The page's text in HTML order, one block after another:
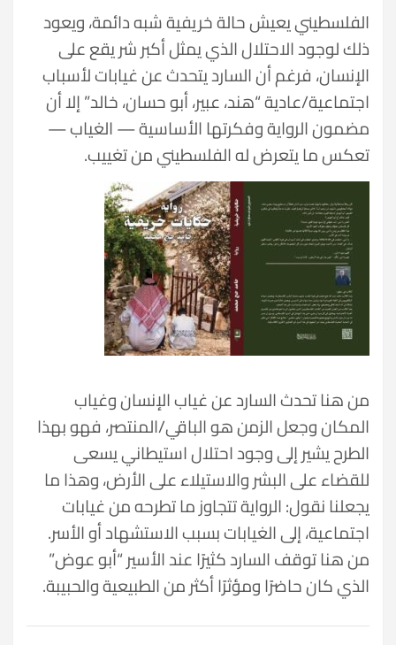
الفلسطيني يعيش حالة خريفية شبه دائمة، ويعود
ذلك لوجود الاحتلال الذي يمثل أكبر شر يقع على
الإنسان، فرغم أن السارد يتحدث عن غيابات لأسباب
اجتماعية/عادية “هند، عبير، أبو حسان، خالد” إلا أن
مضمون الرواية وفكرتها الأساسية — الغياب —
تعكس ما يتعرض له الفلسطيني من تغييب.
من هنا تحدث السارد عن غياب الإنسان وغياب
المكان وجعل الزمن هو الباقي/المنتصر، فهو بهذا
الطرح يشير إلى وجود احتلال استيطاني يسعى
للقضاء على البشر والاستيلاء على الأرض، وهذا ما
يجعلنا نقول: الرواية تتجاوز ما تطرحه من غيابات
اجتماعية، إلى الغيابات بسبب الاستشهاد أو الأسر.
من هنا توقف السارد كثيرًا عند الأسير “أبو عوض”
الذي كان حاضرًا ومؤثرًا أكثر من الطبيعية والحبيبة.